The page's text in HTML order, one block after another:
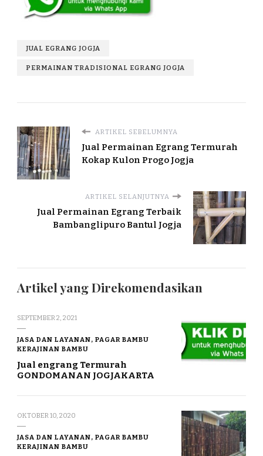
JUAL EGRANG JOGJA
PERMAINAN TRADISIONAL EGRANG JOGJA
ARTIKEL SEBELUMNYA
Jual Permainan Egrang Termurah
Kokap Kulon Progo Jogja
ARTIKEL SELANJUTNYA
Jual Permainan Egrang Terbaik
Bambanglipuro Bantul Jogja
Artikel yang Direkomendasikan
SEPTEMBER 2, 2021
JASA DAN LAYANAN, PAGAR BAMBU
KERAJINAN BAMBU
Jual engrang Termurah
GONDOMANAN JOGJAKARTA
OKTOBER 10, 2020
JASA DAN LAYANAN, PAGAR BAMBU
KERAJINAN BAMBU